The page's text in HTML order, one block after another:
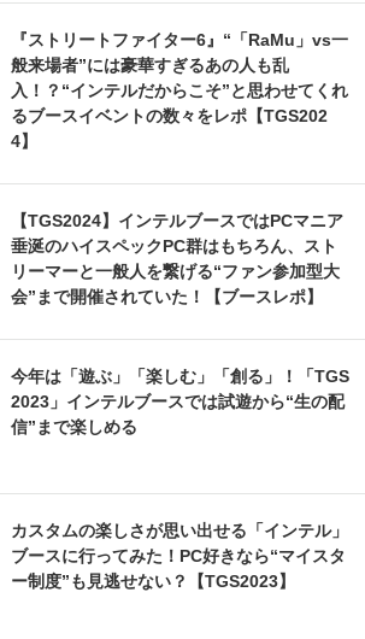
『ストリートファイター6』“「RaMu」vs一
般来場者”には豪華すぎるあの人も乱
入！？“インテルだからこそ”と思わせてくれ
るブースイベントの数々をレポ【TGS202
4】
【TGS2024】インテルブースではPCマニア
垂涎のハイスペックPC群はもちろん、スト
リーマーと一般人を繋げる“ファン参加型大
会”まで開催されていた！【ブースレポ】
今年は「遊ぶ」「楽しむ」「創る」！「TGS
2023」インテルブースでは試遊から“生の配
信”まで楽しめる
カスタムの楽しさが思い出せる「インテル」
ブースに行ってみた！PC好きなら“マイスタ
ー制度”も見逃せない？【TGS2023】